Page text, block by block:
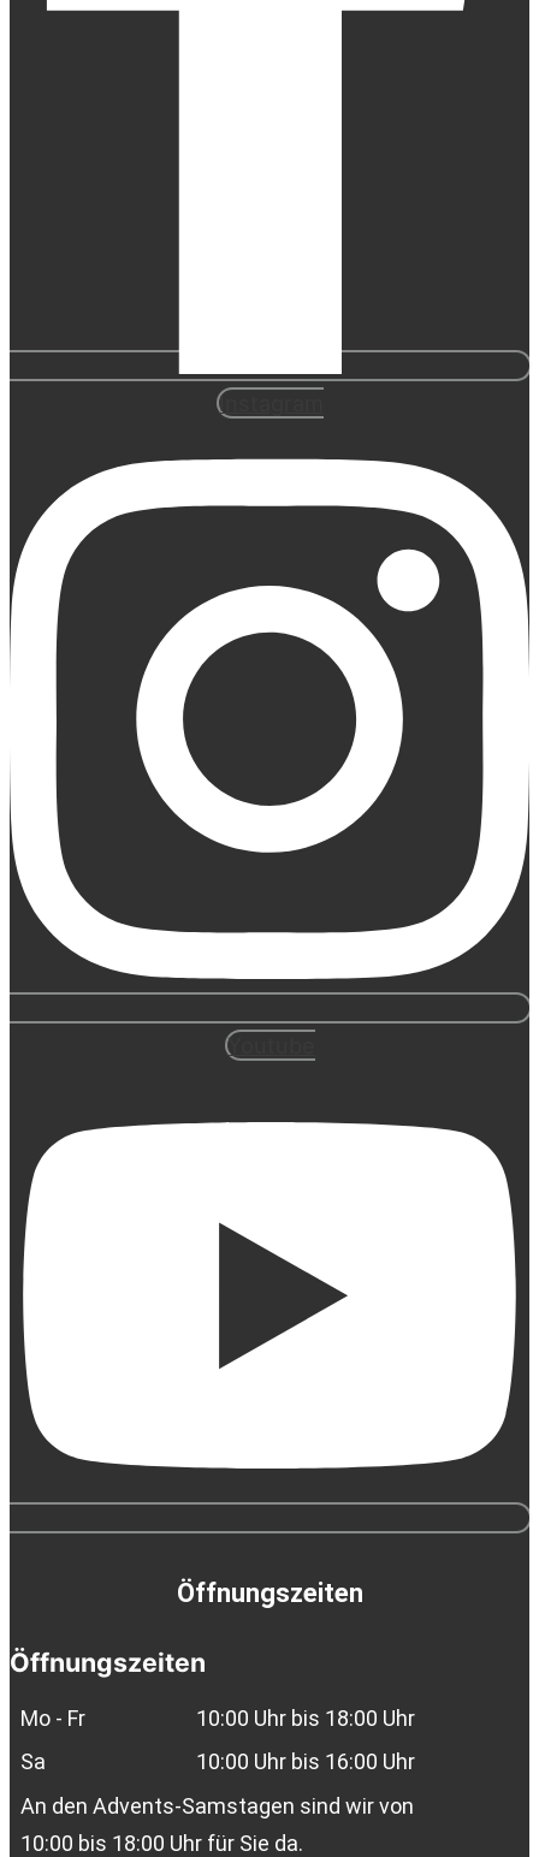
Instagram
Youtube
Öffnungszeiten
Öffnungszeiten
Mo - Fr
10:00 Uhr bis 18:00 Uhr
Sa
10:00 Uhr bis 16:00 Uhr
An den Advents-Samstagen sind wir von
10:00 bis 18:00 Uhr für Sie da.